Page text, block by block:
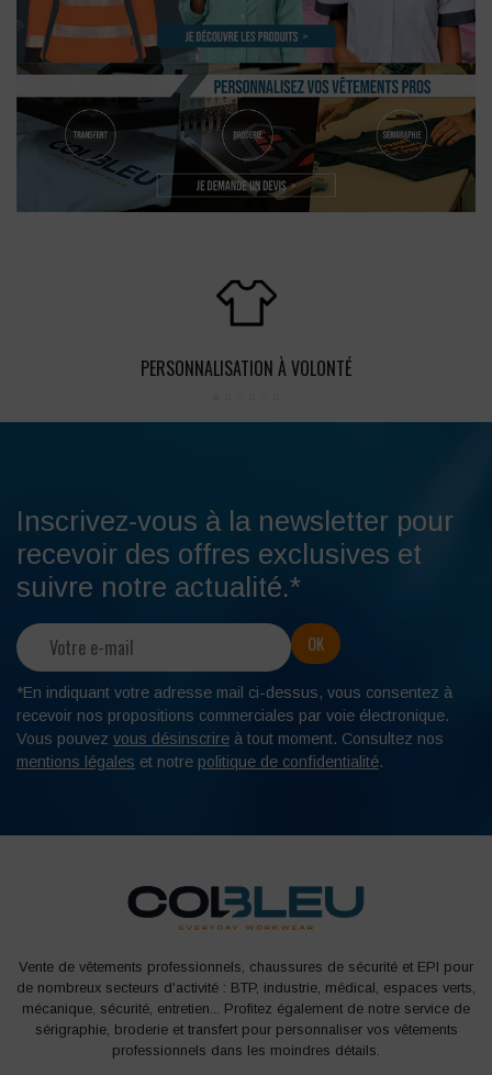
PERSONNALISATION À VOLONTÉ
Inscrivez-vous à la newsletter pour
recevoir des offres exclusives et
suivre notre actualité.*
*En indiquant votre adresse mail ci-dessus, vous consentez à
recevoir nos propositions commerciales par voie électronique.
Vous pouvez vous désinscrire à tout moment. Consultez nos
mentions légales et notre politique de confidentialité.
Vente de vêtements professionnels, chaussures de sécurité et EPI pour
de nombreux secteurs d'activité : BTP, industrie, médical, espaces verts,
mécanique, sécurité, entretien... Profitez également de notre service de
sérigraphie, broderie et transfert pour personnaliser vos vêtements
professionnels dans les moindres détails.